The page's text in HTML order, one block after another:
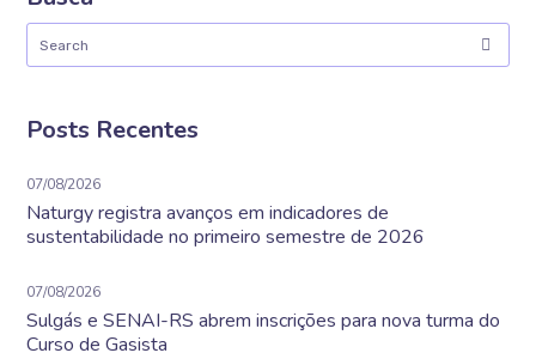
Posts Recentes
07/08/2026
Naturgy registra avanços em indicadores de
sustentabilidade no primeiro semestre de 2026
07/08/2026
Sulgás e SENAI-RS abrem inscrições para nova turma do
Curso de Gasista